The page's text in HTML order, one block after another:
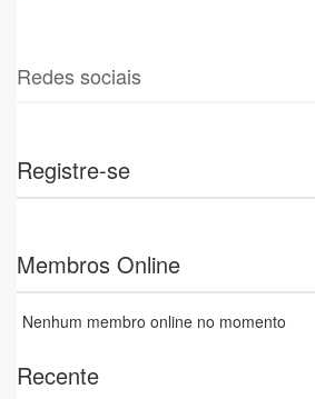
Redes sociais
Registre-se
Membros Online
Nenhum membro online no momento
Recente